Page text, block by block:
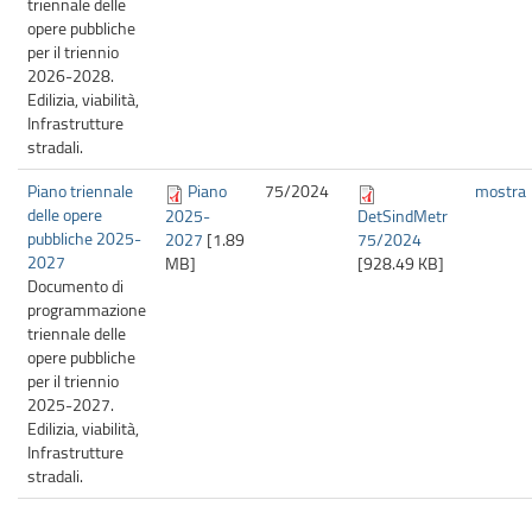
opere pubbliche
per il triennio
2026-2028.
Edilizia, viabilità,
Infrastrutture
stradali.
Piano triennale
delle opere
pubbliche 2025-
2027
Documento di
programmazione
triennale delle
opere pubbliche
per il triennio
2025-2027.
Edilizia, viabilità,
Infrastrutture
stradali.
Piano
2025-
2027 [1.89
MB]
75/2024
DetSindMetr
75/2024
[928.49 KB]
mostra